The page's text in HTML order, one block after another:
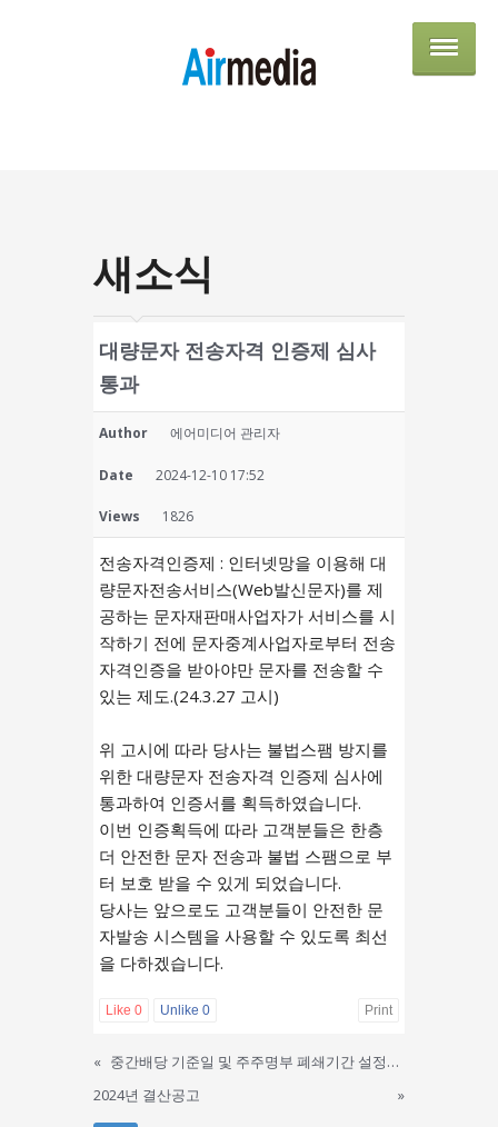
새소식
대량문자 전송자격 인증제 심사
통과
Author 에어미디어 관리자
Date 2024-12-10 17:52
Views 1826
전송자격인증제 : 인터넷망을 이용해 대
량문자전송서비스(Web발신문자)를 제
공하는 문자재판매사업자가 서비스를 시
작하기 전에 문자중계사업자로부터 전송
자격인증을 받아야만 문자를 전송할 수
있는 제도.(24.3.27 고시)
위 고시에 따라 당사는 불법스팸 방지를
위한 대량문자 전송자격 인증제 심사에
통과하여 인증서를 획득하였습니다.
이번 인증획득에 따라 고객분들은 한층
더 안전한 문자 전송과 불법 스팸으로 부
터 보호 받을 수 있게 되었습니다.
당사는 앞으로도 고객분들이 안전한 문
자발송 시스템을 사용할 수 있도록 최선
을 다하겠습니다.
Like 0 Unlike 0 Print
«
중간배당 기준일 및 주주명부 폐쇄기간 설정공고의 건
2024년 결산공고
»